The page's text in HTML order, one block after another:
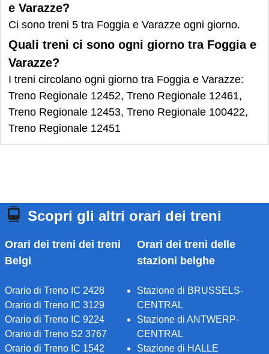
e Varazze?
Ci sono treni 5 tra Foggia e Varazze ogni giorno.
Quali treni ci sono ogni giorno tra Foggia e
Varazze?
I treni circolano ogni giorno tra Foggia e Varazze:
Treno Regionale 12452, Treno Regionale 12461,
Treno Regionale 12453, Treno Regionale 100422,
Treno Regionale 12451
Scopri gli altri orari dei treni
Orari dei treni dei treni
Belgi
Orario di Treno IC 2428
Orario di Treno IC 3129
Orario di Treno IC 9224
Orario di Treno S2 3767
Orario di Treno IC 1542
Orari dei treni delle
stazioni belghe
Stazione di BRUSSELS-
CENTRAL
Stazione di ANTWERP-
CENTRAL
Stazione di HALLE